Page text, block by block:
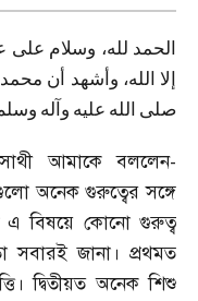
الحمد لله، وسلام على
إلا الله، وأشهد أن محمدا
صلى الله عليه وآله
আমাকে বললেন-
অনেক গুরুত্বের সঙ্গে
এ বিষয়ে কোনো গুরুত্ব
সবারই জানা। প্রথমত
দ্বিতীয়ত অনেক শিশু